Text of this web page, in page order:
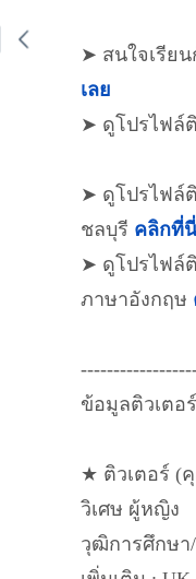
➤ สนใจเรีย
เลย
➤ ดูโปรไฟล์
➤ ดูโปรไฟล์
ชลบุรี คลิกที่
➤ ดูโปรไฟล์
ภาษาอังกฤษ
ข้อมูลติวเตอร์
★ ติวเตอร์ (
วิเศษ ผู้หญิง
วุฒิการศึกษา